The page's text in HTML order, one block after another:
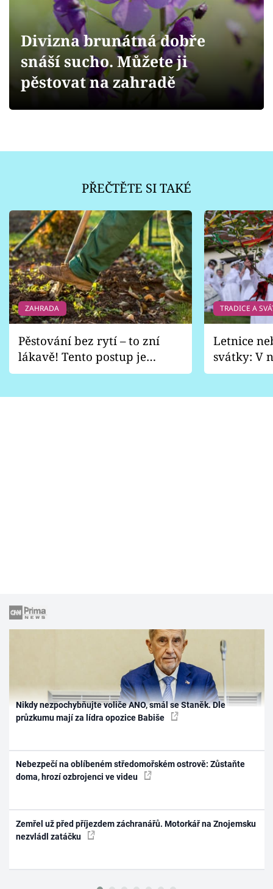
Přihlášení
Sledujte nás
Divizna brunátná dobře
snáší sucho. Můžete ji
pěstovat na zahradě
PŘEČTĚTE SI TAKÉ
ZAHRADA
Pěstování bez rytí – to zní
lákavě! Tento postup je
vhodný jen pro některé
TRADICE A
Letnice
svátky: V
pondělí
Nikdy nezpochybňujte voliče ANO, smál se Staněk. Dle
průzkumu mají za lídra opozice Babiše
Nebezpečí na oblíbeném středomořském ostrově: Zůstaňte
doma, hrozí ozbrojenci ve videu
Zemřel už před příjezdem záchranářů. Motorkář na Znojemsku
nezvládl zatáčku